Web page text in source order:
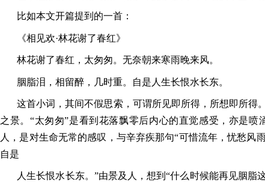
比如本文开篇提到的一首：
《相见欢·林花谢了春红》
林花谢了春红，太匆匆。无奈朝来寒雨晚来风。
胭脂泪，相留醉，几时重。自是人生长恨水长东。
这首小词，其间不假思索，可谓所见即所得，所想即所得
之景。“太匆匆”是看到花落飘零后内心的直觉感受，亦是
人，是对生命无常的感叹，与辛弃疾那句“可惜流年，忧愁风
自是
人生长恨水长东。”由景及人，想到“什么时候能再见胭